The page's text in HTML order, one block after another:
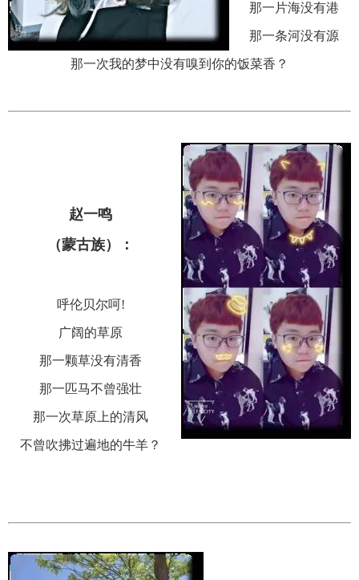
那一片海没有港
那一条河没有源
那一次我的梦中没有嗅到你的饭菜香？
赵一鸣
（蒙古族）：
呼伦贝尔呵!
广阔的草原
那一颗草没有清香
那一匹马不曾强壮
那一次草原上的清风
不曾吹拂过遍地的牛羊？